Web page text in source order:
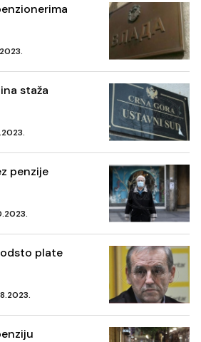
staža
penzije
plate